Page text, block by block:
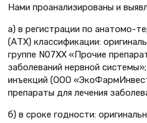
Нами проанализированы и
а) в регистрации по анатомо-
(АТХ) классификации:
группе N07XX «Прочие
заболеваний нервной
инъекций (ООО
препараты для лечения
б) в сроке годности: